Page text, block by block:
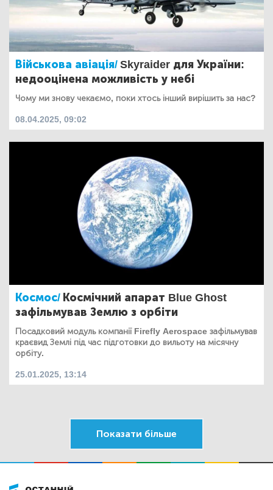
Військова авіація/Skyraider для України:
недооцінена можливість у небі
Чому ми знову чекаємо, поки хтось інший вирішить за нас?
08.04.2025, 09:02
Космос/ Космічний апарат Blue Ghost
зафільмував Землю з орбіти
Посадковий модуль компанії Firefly Aerospace зафільмував
краєвид Землі під час підготовки до вильоту на місячну
орбіту.
25.01.2025, 13:14
Показати більше